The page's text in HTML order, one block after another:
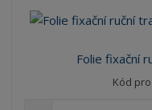
Folie fixační
Kód